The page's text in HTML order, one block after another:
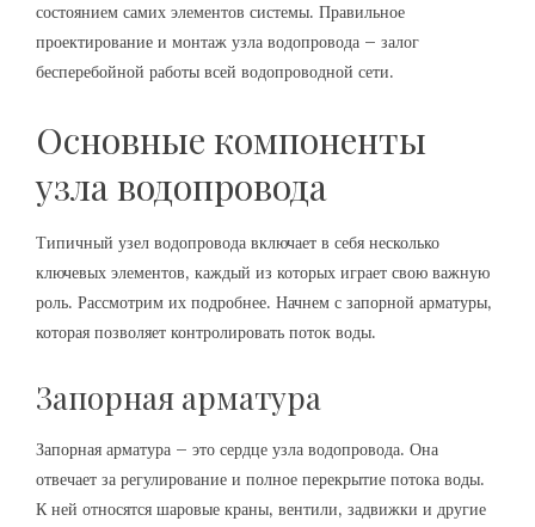
состоянием самих элементов системы. Правильное
проектирование и монтаж узла водопровода – залог
бесперебойной работы всей водопроводной сети.
Основные компоненты
узла водопровода
Типичный узел водопровода включает в себя несколько
ключевых элементов‚ каждый из которых играет свою важную
роль. Рассмотрим их подробнее. Начнем с запорной арматуры‚
которая позволяет контролировать поток воды.
Запорная арматура
Запорная арматура – это сердце узла водопровода. Она
отвечает за регулирование и полное перекрытие потока воды.
К ней относятся шаровые краны‚ вентили‚ задвижки и другие